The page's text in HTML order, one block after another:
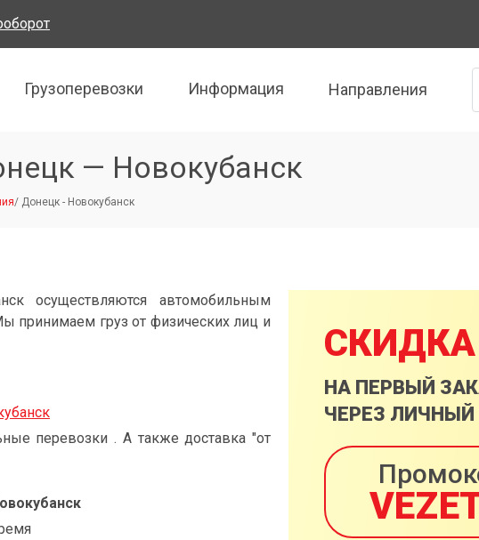
Грузоперевозки Информация Направления
— Новокубанск
/ Донецк - Новокубанск
осуществляются автомобильным
принимаем груз от физических лиц и
перевозки . А также доставка "от
СКИДКА
НА ПЕРВЫЙ
ЧЕРЕЗ ЛИЧНЫЙ